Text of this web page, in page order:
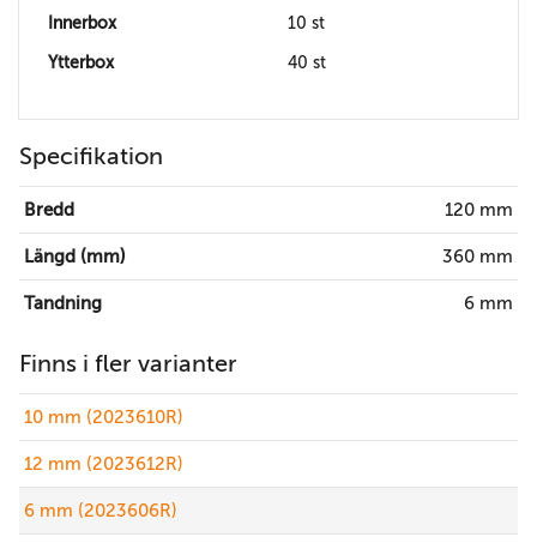
Innerbox 10 st
Ytterbox 40 st
Specifikation
Bredd 120 mm
Längd (mm) 360 mm
Tandning 6 mm
Finns i fler varianter
10 mm (2023610R)
12 mm (2023612R)
6 mm (2023606R)